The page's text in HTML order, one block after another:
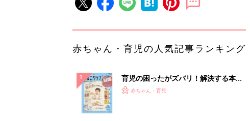
赤ちゃん・育児の人気記事ランキング
育児の困ったがズバリ！解決する本
『ひよこクラブ 秋号』 4カ月～2才
赤ちゃん・育児